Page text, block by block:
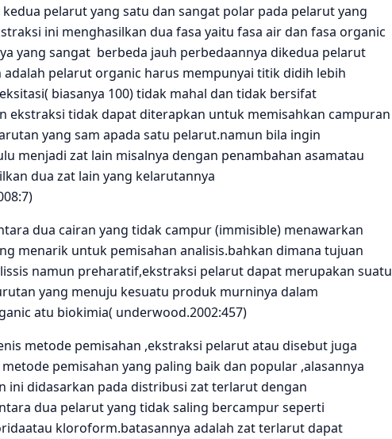
pelarut yang satu dan sangat polar pada pelarut yang
ini menghasilkan dua fasa yaitu fasa air dan fasa organic
yang sangat berbeda jauh perbedaannya dikedua pelarut
pelarut organic harus mempunyai titik didih lebih
biasanya 100) tidak mahal dan tidak bersifat
ekstraksi tidak dapat diterapkan untuk memisahkan campuran
yang sam apada satu pelarut.namun bila ingin
menjadi zat lain misalnya dengan penambahan asamatau
dua zat lain yang kelarutannya
dua cairan yang tidak campur (immisible) menawarkan
menarik untuk pemisahan analisis.bahkan dimana tujuan
namun preharatif,ekstraksi pelarut dapat merupakan suatu
yang menuju kesuatu produk murninya dalam
atu biokimia( underwood.2002:457)
metode pemisahan ,ekstraksi pelarut atau disebut juga
pemisahan yang paling baik dan popular ,alasannya
ini didasarkan pada distribusi zat terlarut dengan
dua pelarut yang tidak saling bercampur seperti
kloroform.batasannya adalah zat terlarut dapat